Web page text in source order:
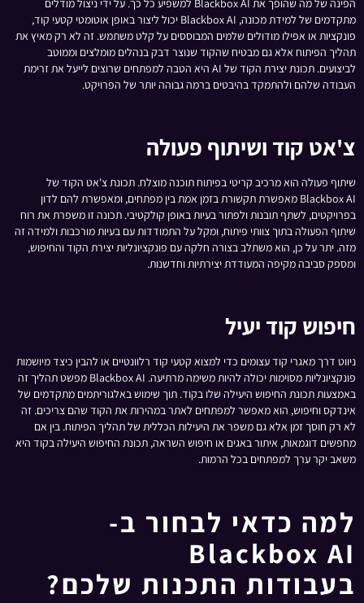
הפינה של מה שהופך את Blackbox AI למשפיע כל כך. על ידי ניצול מודלים
מתקדמים של למידת מכונה, Blackbox AI יכול ליצור באופן אוטומטי קטעי קוד,
פונקציות או אפילו מודולים שלמים המבוססים על קלט משתמש. זה לא רק מאיץ את
תהליך הפיתוח אלא גם מבטיח שהקוד שנוצר דבק בנהלים מומלצים וממוטב
לביצועים. תכונת יצירת הקוד של AI היא הטבה למפתחים שרוצים לייעל את זרימת
העבודה שלהם ולהתמקד בהיבטים ברמה גבוהה יותר של הפרויקט.
צ'אט קוד ושיתוף פעולה
שיתוף פעולה הוא מרכיב קריטי בפיתוח תוכנה מוצלח. תכונת צ'אט הקוד של
Blackbox AI מאפשרת תקשורת בזמן אמת בין מפתחים, ומאפשרת להם לדון
בפרויקטים, לשתף תובנות ולפתור בעיות באופן קולקטיבי. תכונה זו משפרת את רוח
שיתוף הפעולה בתוך צוותי פיתוח, ומקל על התמודדות עם בעיות מורכבות ולמידה זה
מזה. יתר על כן, הוא משתלב בצורה חלקה עם פונקציונליות יצירת הקוד והחיפוש,
ומספק סביבה מקיפה המעודדת יצירתיות וחדשנות.
חיפוש קוד יעיל
ניווט דרך מאגרי קוד עצומים כדי למצוא קטעי קוד רלוונטיים או להבין כיצד מיושמות
פונקציונליות מסוימות יכולה להיות משימה מרתיעה. Blackbox AI מפשט תהליך זה
באמצעות תכונת החיפוש היעילה שלו בקוד. תוך שימוש באלגוריתמים מתקדמים של
אינדקס וחיפוש, הוא מאפשר למפתחים לאתר במהירות את הקוד שהם צריכים. זה
לא רק חוסך זמן אלא גם משפר את היעילות הכללית של תהליך הפיתוח. בין אם
מחפשים דוגמאות, איתור באגים או חיפוש השראה, תכונת החיפוש היעילה בקוד היא
משאב יקר ערך למפתחים בכל הרמות.
למה כדאי לבחור ב-
Blackbox AI
בעבודות התכנות שלכם?